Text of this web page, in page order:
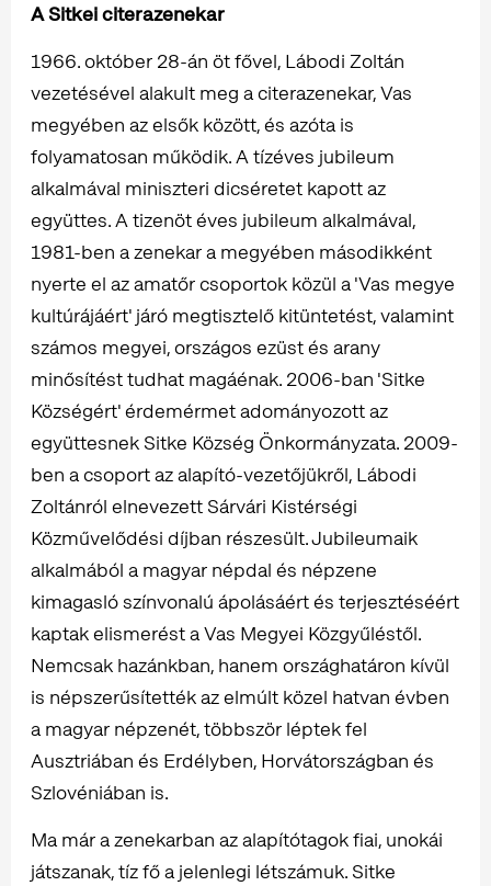
A Sitkei citerazenekar
1966. október 28-án öt fővel, Lábodi Zoltán
vezetésével alakult meg a citerazenekar, Vas
megyében az elsők között, és azóta is
folyamatosan működik. A tízéves jubileum
alkalmával miniszteri dicséretet kapott az
együttes. A tizenöt éves jubileum alkalmával,
1981-ben a zenekar a megyében másodikként
nyerte el az amatőr csoportok közül a 'Vas megye
kultúrájáért' járó megtisztelő kitüntetést, valamint
számos megyei, országos ezüst és arany
minősítést tudhat magáénak. 2006-ban 'Sitke
Községért' érdemérmet adományozott az
együttesnek Sitke Község Önkormányzata. 2009-
ben a csoport az alapító-vezetőjükről, Lábodi
Zoltánról elnevezett Sárvári Kistérségi
Közművelődési díjban részesült. Jubileumaik
alkalmából a magyar népdal és népzene
kimagasló színvonalú ápolásáért és terjesztéséért
kaptak elismerést a Vas Megyei Közgyűléstől.
Nemcsak hazánkban, hanem országhatáron kívül
is népszerűsítették az elmúlt közel hatvan évben
a magyar népzenét, többször léptek fel
Ausztriában és Erdélyben, Horvátországban és
Szlovéniában is.
Ma már a zenekarban az alapítótagok fiai, unokái
játszanak, tíz fő a jelenlegi létszámuk. Sitke